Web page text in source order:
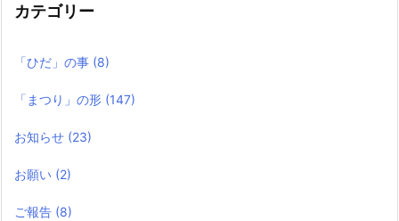
カテゴリー
「ひだ」の事 (8)
「まつり」の形 (147)
お知らせ (23)
お願い (2)
ご報告 (8)